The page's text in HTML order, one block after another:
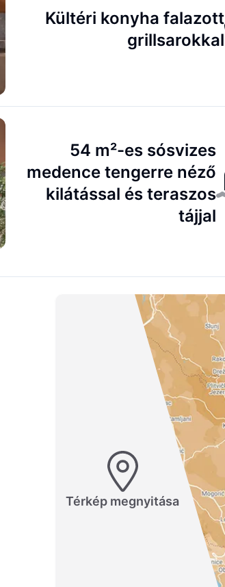
Kültéri konyha falazott
grillsarokkal
54 m²-es sósvizes
medence tengerre néző
kilátással és teraszos
tájjal
Térkép megnyitása